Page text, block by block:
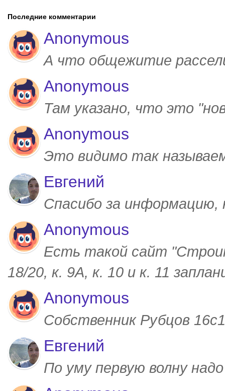
Последние комментарии
Anonymous
А что общежитие
Anonymous
Там указано, что это
Anonymous
Это видимо так
Евгений
Спасибо за
Anonymous
Есть такой сайт
18/20, к. 9А, к. 10 и к. 11
Anonymous
Собственник Рубцов
Евгений
По уму первую волну